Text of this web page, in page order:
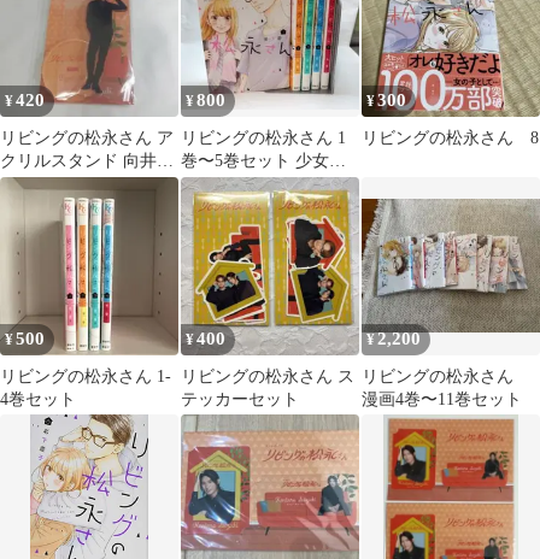
¥420
リビングの松永さん ア
クリルスタンド 向井康
二 Snow Man
¥800
リビングの松永さん 1
巻〜5巻セット 少女漫
画
¥300
リビングの松永さん 8
¥500
リビングの松永さん 1-
4巻セット
¥400
リビングの松永さん ス
テッカーセット
¥2,200
リビングの松永さん
漫画4巻〜11巻セット